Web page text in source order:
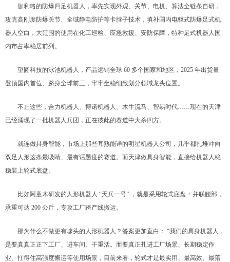
伽利略的防爆四足机器人，率先实现外观、关节、电机、算法全链条自研，
攻克高刚度防爆关节、全域静电防护等卡脖子技术，填补国内电驱式防爆足式机
器人空白，大范围的使用在化工巡检、应急救援、安防保障，特种足式机器人国
内市占率稳居前列。
望圆科技的泳池机器人，产品远销全球 60 多个国家和地区，2025 年出货量
登顶国内首位、跻身全球前三，牢牢坐稳细致划分领域龙头位置。
不止这些，合力机器人、博诺机器人、木牛流马、智易时代……现在的天津
已经涌现了一批机器人兵团，正在彼此的赛道中大杀四方。
就连做具身智能，市场上那些耳熟能详的明星机器人公司，几乎都扎堆冲向
双足人形这条最吸睛、最有话题度的赛道。而天津做具身智能，直接给机器人稳
稳装上轮式底盘。
比如阿童木研发的人形机器人 “天兵一号” ，就是采用轮式底盘 + 并联腰部，
承重可达 200 公斤，专攻工厂跨产线搬运。
那为什么不做更有噱头的人形机器人？答案更加直白： “我们的具身机器人，
是要真真正正下工厂、进车间、干重活。而要真正扎进工厂场景、长期稳定作
业、扛得住高强度搬运等使用场景，目前来看，轮式才是最实用、最高效、最落